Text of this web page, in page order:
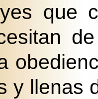
que
y llenas